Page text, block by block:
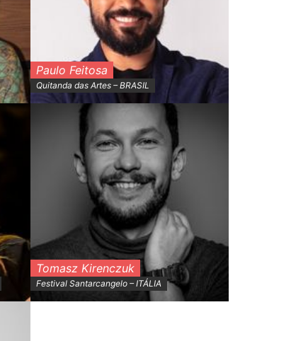
Paulo Feitosa
Quitanda das Artes – BRASIL
Tomasz Kirenczuk
Festival Santarcangelo – ITÁLIA